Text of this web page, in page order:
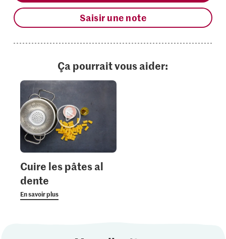
Saisir une note
Ça pourrait vous aider:
Cuire les pâtes al
dente
En savoir plus